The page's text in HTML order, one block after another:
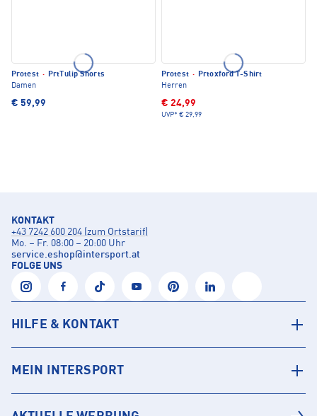
Protest · PrtTulip Shorts
Damen
€ 59,99
Protest · Prtoxford T-Shirt
Herren
€ 24,99
UVP* € 29,99
KONTAKT
+43 7242 600 204 (zum Ortstarif)
Mo. – Fr. 08:00 – 20:00 Uhr
service.eshop@intersport.at
FOLGE UNS
HILFE & KONTAKT
MEIN INTERSPORT